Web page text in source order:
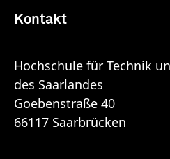
Kontakt
Hochschule für Technik
des Saarlandes
Goebenstraße 40
66117 Saarbrücken